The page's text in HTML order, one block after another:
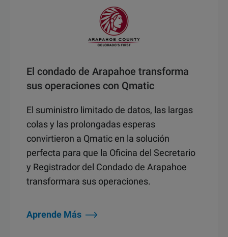
El condado de Arapahoe transforma
sus operaciones con Qmatic
El suministro limitado de datos, las largas
colas y las prolongadas esperas
convirtieron a Qmatic en la solución
perfecta para que la Oficina del Secretario
y Registrador del Condado de Arapahoe
transformara sus operaciones.
Aprende Más